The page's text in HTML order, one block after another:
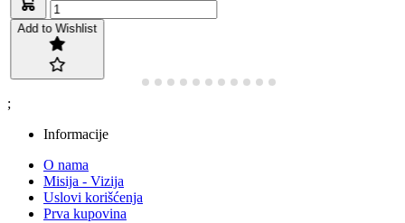
Add to Wishlist
;
Informacije
O nama
Misija - Vizija
Uslovi korišćenja
Prva kupovina